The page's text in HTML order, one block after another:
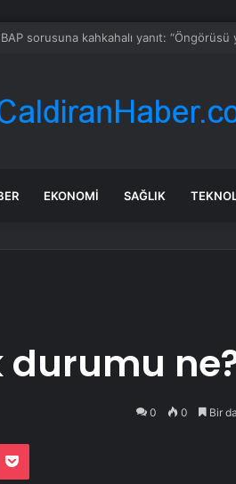
Gözaltında
EKONOMI SAĞLIK
durumu
0 0 Bir
Pocket